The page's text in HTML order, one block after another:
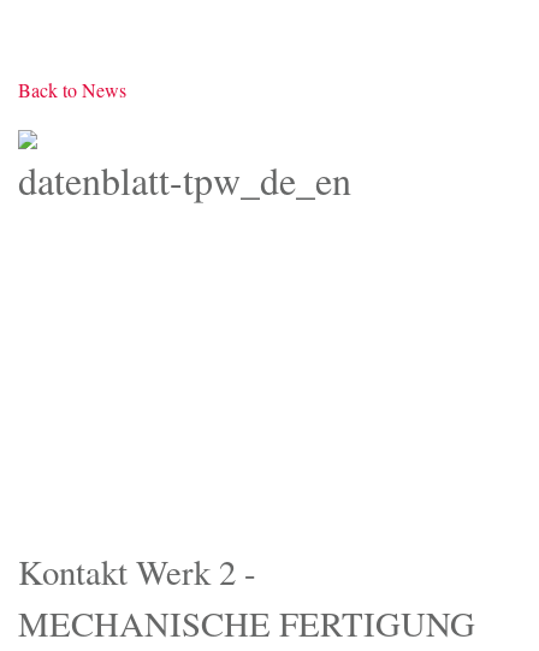
Back to News
datenblatt-tpw_de_en
Kontakt Werk 2 -
MECHANISCHE FERTIGUNG